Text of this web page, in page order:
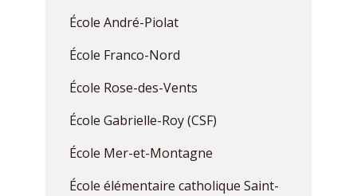
École André-Piolat
École Franco-Nord
École Rose-des-Vents
École Gabrielle-Roy (CSF)
École Mer-et-Montagne
École élémentaire catholique Saint-